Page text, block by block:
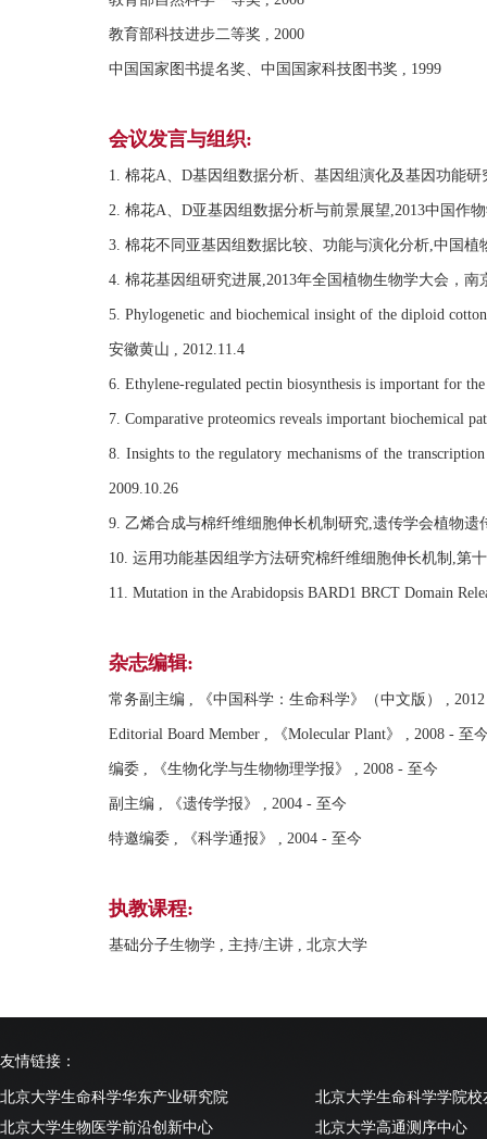
教育部科技进步二等奖 , 2000
中国国家图书提名奖、中国国家科技图书奖 , 1999
会议发言与组织:
1. 棉花A、D基因组数据分析、基因组演化及基因功能
2. 棉花A、D亚基因组数据分析与前景展望,2013中国作
3. 棉花不同亚基因组数据比较、功能与演化分析,中国
4. 棉花基因组研究进展,2013年全国植物生物学大会，南
5. Phylogenetic and biochemical insight of the diploid
安徽黄山 , 2012.11.4
6. Ethylene-regulated pectin biosynthesis is important for
7. Comparative proteomics reveals important biochemical
8. Insights to the regulatory mechanisms of the
2009.10.26
9. 乙烯合成与棉纤维细胞伸长机制研究,遗传学会植物
10. 运用功能基因组学方法研究棉纤维细胞伸长机制,第
11. Mutation in the Arabidopsis BARD1 BRCT Domain
杂志编辑:
常务副主编 , 《中国科学：生命科学》（中文版） ,
Editorial Board Member , 《Molecular Plant》 , 2008 - 至
编委 , 《生物化学与生物物理学报》 , 2008 - 至今
副主编 , 《遗传学报》 , 2004 - 至今
特邀编委 , 《科学通报》 , 2004 - 至今
执教课程:
基础分子生物学 , 主持/主讲 , 北京大学
友情链接：
北京大学生命科学华东产业研究院
北京大学生命科学学院校
北京大学生物医学前沿创新中心
北京大学高通测序中心